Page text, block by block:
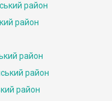
район
район
район
район
район